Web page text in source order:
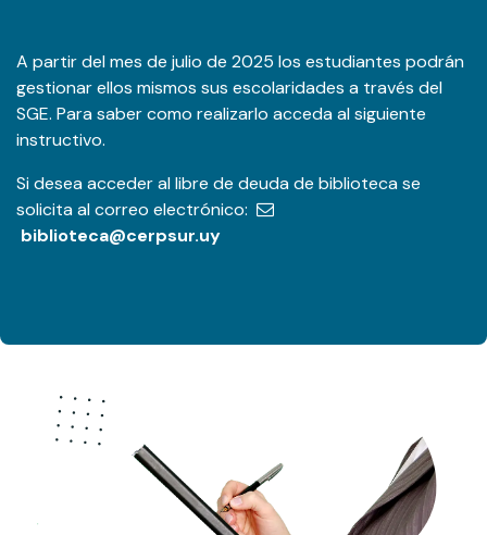
A partir del mes de julio de 2025 los estudiantes podrán
gestionar ellos mismos sus escolaridades a través del
SGE. Para saber como realizarlo acceda alsiguiente
instructivo.
Si desea acceder al libre de deuda de biblioteca se
solicita al correo electrónico:
biblioteca@cerpsur.uy